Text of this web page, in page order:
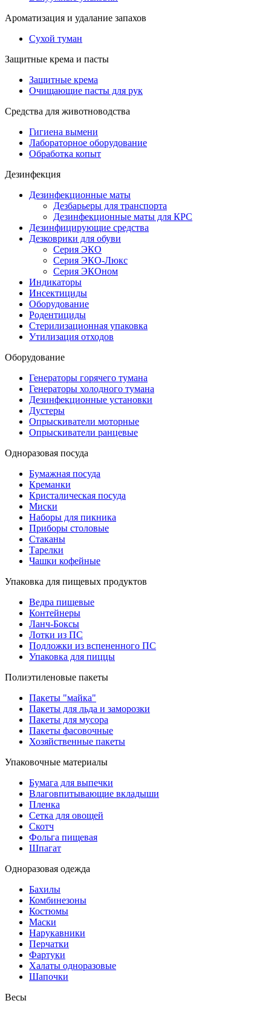
Ароматизация и удалание запахов
Сухой туман
Защитные крема и пасты
Защитные крема
Очищающие пасты для рук
Средства для животноводства
Гигиена вымени
Лабораторное оборудование
Обработка копыт
Дезинфекция
Дезинфекционные маты
Дезбарьеры для транспорта
Дезинфекционные маты для КРС
Дезинфицирующие средства
Дезковрики для обуви
Серия ЭКО
Серия ЭКО-Люкс
Серия ЭКОном
Индикаторы
Инсектициды
Оборудование
Родентициды
Стерилизационная упаковка
Утилизация отходов
Оборудование
Генераторы горячего тумана
Генераторы холодного тумана
Дезинфекционные установки
Дустеры
Опрыскиватели моторные
Опрыскиватели ранцевые
Одноразовая посуда
Бумажная посуда
Креманки
Кристалическая посуда
Миски
Наборы для пикника
Приборы столовые
Стаканы
Тарелки
Чашки кофейные
Упаковка для пищевых продуктов
Ведра пищевые
Контейнеры
Ланч-Боксы
Лотки из ПС
Подложки из вспененного ПС
Упаковка для пиццы
Полиэтиленовые пакеты
Пакеты "майка"
Пакеты для льда и заморозки
Пакеты для мусора
Пакеты фасовочные
Хозяйственные пакеты
Упаковочные материалы
Бумага для выпечки
Влаговпитывающие вкладыши
Пленка
Сетка для овощей
Скотч
Фольга пищевая
Шпагат
Одноразовая одежда
Бахилы
Комбинезоны
Костюмы
Маски
Нарукавники
Перчатки
Фартуки
Халаты одноразовые
Шапочки
Весы